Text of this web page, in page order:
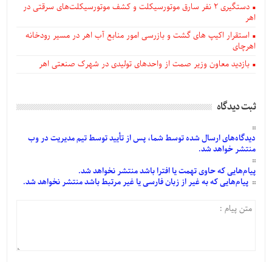
دستگيری ۲ نفر سارق موتورسیکلت و کشف موتورسیکلت‌های سرقتی در
اهر
استقرار اکیپ های گشت و بازرسی امور منابع آب اهر در مسیر رودخانه
اهرچای
بازدید معاون وزیر صمت از واحدهای تولیدی در شهرک صنعتی اهر
ثبت دیدگاه
دیدگاه‌هایارسالشدهتوسط شما، پس ازتأییدتوسط تیم مدیریت در وب
منتشر خواهد شد.
پیام‌هاییکه حاوی تهمت یا افترا باشد منتشر نخواهد شد.
پیام‌هاییکه به غیر از زبان فارسی یا غیر مرتبط باشد منتشر نخواهد شد.